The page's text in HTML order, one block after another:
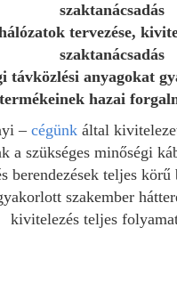
szaktanácsadás
tervezése,
szaktanácsadás
távközlési anyagokat
termékeinek hazai
– cégünk által
a szükséges minőségi
berendezések teljes körű
szakember
kivitelezés teljes